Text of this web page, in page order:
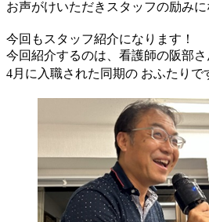
お声がけいただきスタッフの励み
今回もスタッフ紹介になります！
今回紹介するのは、看護師の阪部さ
4月に入職された同期の おふたりで